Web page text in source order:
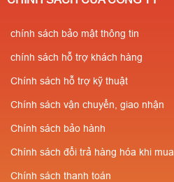
chính sách bảo mật thông tin
chính sách hỗ trợ khách hàng
Chính sách hỗ trợ kỹ thuật
Chính sách vận chuyển, giao nhận
Chính sách bảo hành
Chính sách đổi trả hàng hóa khi mua
Chính sách thanh toán